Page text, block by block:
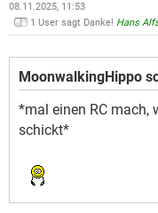
08.11.2025, 11:53
1 User sagt Danke! Hans
MoonwalkingHippo
*mal einen RC mach,
schickt*